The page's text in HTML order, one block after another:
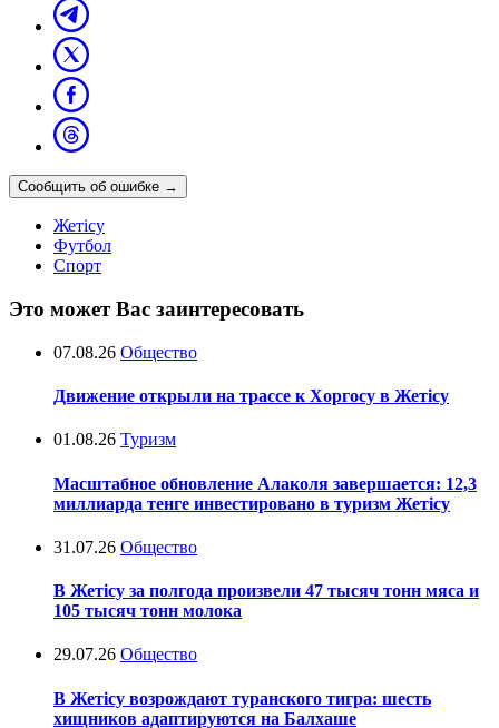
Сообщить об ошибке →
Жетісу
Футбол
Спорт
Это может Вас заинтересовать
07.08.26 Общество
Движение открыли на трассе к Хоргосу в Жетісу
01.08.26 Туризм
Масштабное обновление Алаколя завершается: 12,3
миллиарда тенге инвестировано в туризм Жетісу
31.07.26 Общество
В Жетісу за полгода произвели 47 тысяч тонн мяса и
105 тысяч тонн молока
29.07.26 Общество
В Жетісу возрождают туранского тигра: шесть
хищников адаптируются на Балхаше